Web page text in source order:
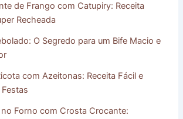
de Frango com Catupiry: Receita
Recheada
O Segredo para um Bife Macio e
com Azeitonas: Receita Fácil e
Forno com Crosta Crocante: